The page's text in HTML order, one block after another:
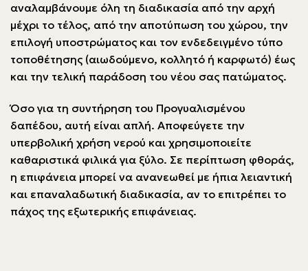
αναλαμβάνουμε όλη τη διαδικασία από την αρχή
μέχρι το τέλος, από την αποτύπωση του χώρου, την
επιλογή υποστρώματος και τον ενδεδειγμένο τύπο
τοποθέτησης (αιωδούμενο, κολλητό ή καρφωτό) έως
και την τελική παράδοση του νέου σας πατώματος.
Όσο για τη συντήρηση του Προγυαλισμένου
δαπέδου, αυτή είναι απλή. Αποφεύγετε την
υπερβολική χρήση νερού και χρησιμοποιείτε
καθαριστικά φιλικά για ξύλο. Σε περίπτωση φθοράς,
η επιφάνεια μπορεί να ανανεωθεί με ήπια λειαντική
και επαναλαδωτική διαδικασία, αν το επιτρέπει το
πάχος της εξωτερικής επιφάνειας.